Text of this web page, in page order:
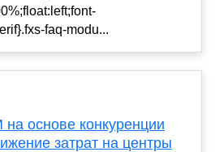
faq-modu...
основе конкуренции
затрат на центры